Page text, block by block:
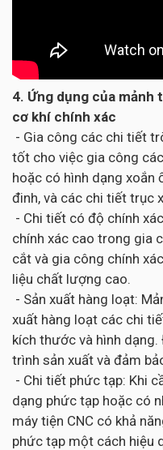
4. Ứng dụng của mảnh
cơ khí chính xác
- Gia công các chi tiết
tốt cho việc gia công
hoặc có hình dạng xoắn
đinh, và các chi tiết trục
- Chi tiết có độ chính
chính xác cao trong gia
cắt và gia công chính
liệu chất lượng cao.
- Sản xuất hàng loạt:
xuất hàng loạt các chi
kích thước và hình
trình sản xuất và đảm
- Chi tiết phức tạp: Khi
dạng phức tạp hoặc có
máy tiện CNC có khả
phức tạp một cách hiệu